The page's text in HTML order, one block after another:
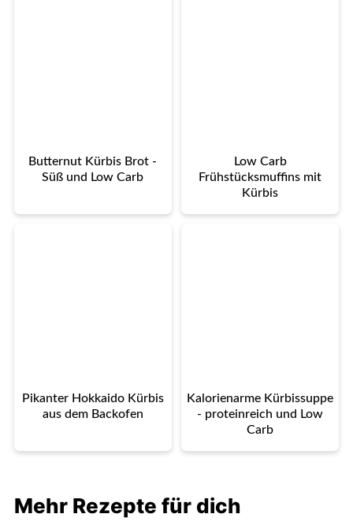
Butternut Kürbis Brot -
Süß und Low Carb
Low Carb
Frühstücksmuffins mit
Kürbis
Pikanter Hokkaido Kürbis
aus dem Backofen
Kalorienarme Kürbissuppe
- proteinreich und Low
Carb
Mehr Rezepte für dich